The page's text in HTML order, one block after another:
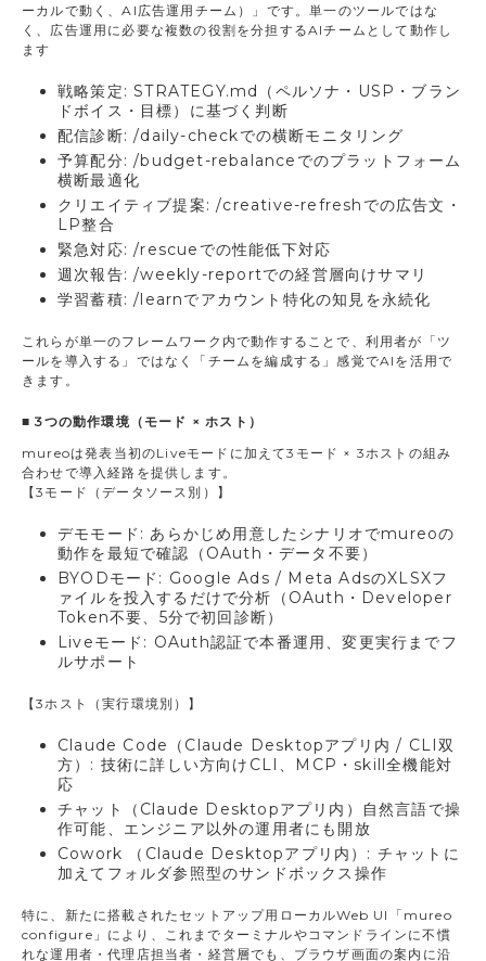
ーカルで動く、AI広告運用チーム）」です。単一のツールではな
く、広告運用に必要な複数の役割を分担するAIチームとして動作し
ます
戦略策定: STRATEGY.md（ペルソナ・USP・ブラン
ドボイス・目標）に基づく判断
配信診断: /daily-checkでの横断モニタリング
予算配分: /budget-rebalanceでのプラットフォーム
横断最適化
クリエイティブ提案: /creative-refreshでの広告文・
LP整合
緊急対応: /rescueでの性能低下対応
週次報告: /weekly-reportでの経営層向けサマリ
学習蓄積: /learnでアカウント特化の知見を永続化
これらが単一のフレームワーク内で動作することで、利用者が「ツ
ールを導入する」ではなく「チームを編成する」感覚でAIを活用で
きます。
■ 3つの動作環境（モード × ホスト）
mureoは発表当初のLiveモードに加えて3モード × 3ホストの組み
合わせで導入経路を提供します。
【3モード（データソース別）】
デモモード: あらかじめ用意したシナリオでmureoの
動作を最短で確認（OAuth・データ不要）
BYODモード: Google Ads / Meta AdsのXLSXフ
ァイルを投入するだけで分析（OAuth・Developer
Token不要、5分で初回診断）
Liveモード: OAuth認証で本番運用、変更実行までフ
ルサポート
【3ホスト（実行環境別）】
Claude Code（Claude Desktopアプリ内 / CLI双
方）: 技術に詳しい方向けCLI、MCP・skill全機能対
応
チャット（Claude Desktopアプリ内）自然言語で操
作可能、エンジニア以外の運用者にも開放
Cowork （Claude Desktopアプリ内）: チャットに
加えてフォルダ参照型のサンドボックス操作
特に、新たに搭載されたセットアップ用ローカルWeb UI「mureo
configure」により、これまでターミナルやコマンドラインに不慣
れな運用者・代理店担当者・経営層でも、ブラウザ画面の案内に沿